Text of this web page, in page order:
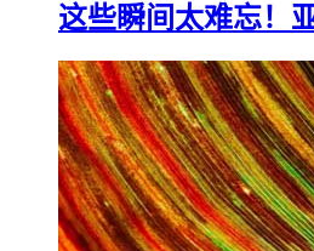
这些瞬间太难忘！